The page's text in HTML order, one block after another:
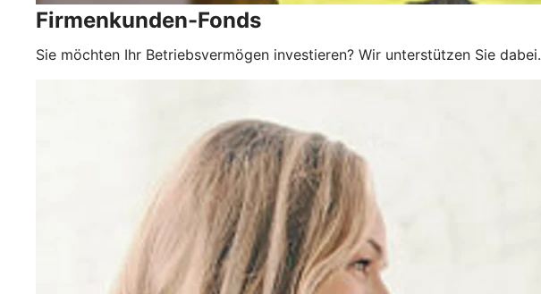
Firmenkunden-Fonds
Sie möchten Ihr Betriebsvermögen investieren? Wir unterstützen Sie dabei.